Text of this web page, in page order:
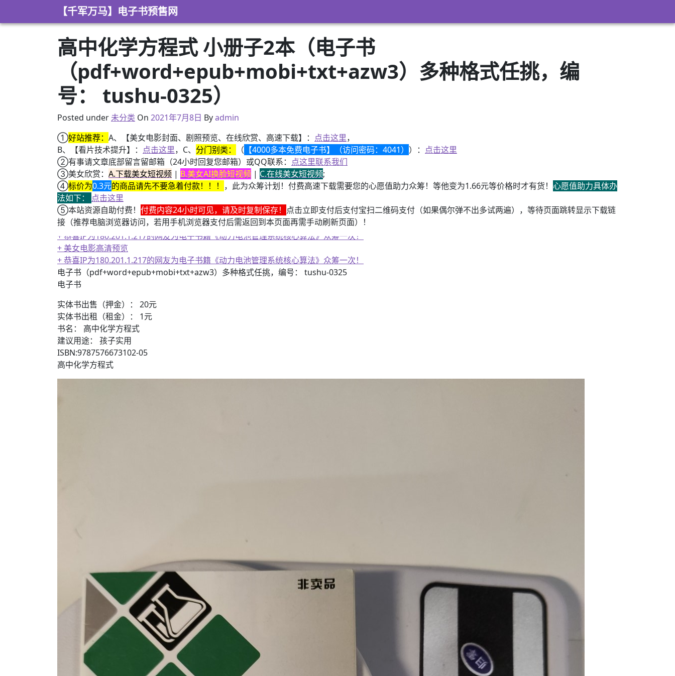
【千军万马】电子书预售网
高中化学方程式 小册子2本（电子书
（pdf+word+epub+mobi+txt+azw3）多种格式任挑，编
号： tushu-0325）
Posted under未分类 On 2021年3月2日
2021年7月8日 Byadmin
①好站推荐： A、【美女电影封面、剧照预览、在线欣赏、高速下载】： 点击这里，
B、【看片技术提升】： 点击这里，C、 分门别类： （ 【4000多本免费电子书】（访问密码：4041） ）： 点击这里
②有事请文章底部留言留邮箱（24小时回复您邮箱）或QQ联系： 点这里联系我们
③美女欣赏： A.下载美女短视频 | B.美女AI换脸短视频 | C.在线美女短视频;
④标价为0.3元的商品请先不要急着付款！！！ ，此为众筹计划！付费高速下载需要您的心愿值助力众筹！等他变为1.66元等价格时才有货！ 心愿值助力具体办
法如下： 点击这里
⑤本站资源自助付费！ 付费内容24小时可见，请及时复制保存！ 点击立即支付后支付宝扫二维码支付（如果偶尔弹不出多试两遍），等待页面跳转显示下载链
接（推荐电脑浏览器访问，若用手机浏览器支付后需返回到本页面再需手动刷新页面）！
+ 随机跳舞小姐姐（单击视频或点击随机播放、换个视频开始欣赏）
+ 恭喜IP为180.201.1.217的网友为电子书籍《动力电池管理系统核心算法》众筹一次！
+ 美女电影高清预览
+ 恭喜IP为180.201.1.217的网友为电子书籍《动力电池管理系统核心算法》众筹一次！
电子书（pdf+word+epub+mobi+txt+azw3）多种格式任挑，编号： tushu-0325
电子书
实体书出售（押金）： 20元
实体书出租（租金）： 1元
书名： 高中化学方程式
建议用途： 孩子实用
ISBN:9787576673102-05
高中化学方程式